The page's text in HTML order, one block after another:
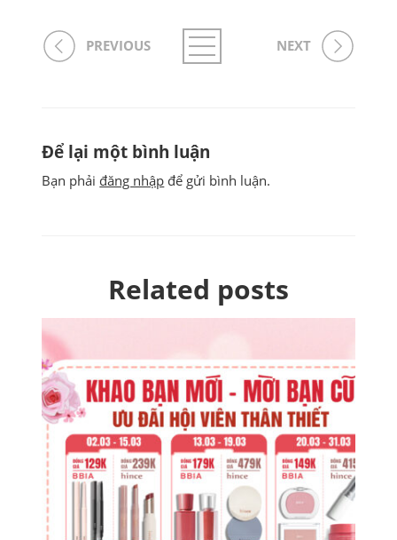
PREVIOUS NEXT
Để lại một bình luận
Bạn phải đăng nhập để gửi bình luận.
Related posts